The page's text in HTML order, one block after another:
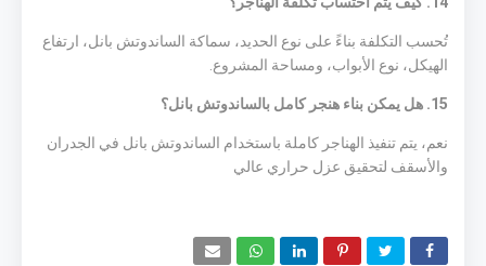
تُحسب التكلفة بناءً على نوع الحديد، سماكة الساندوتش بانل، ارتفاع
الهيكل، نوع الأبواب، ومساحة المشروع.
15. هل يمكن بناء هنجر كامل بالساندوتش بانل؟
نعم، يتم تنفيذ الهناجر كاملة باستخدام الساندوتش بانل في الجدران
والأسقف لتحقيق عزل حراري عالي